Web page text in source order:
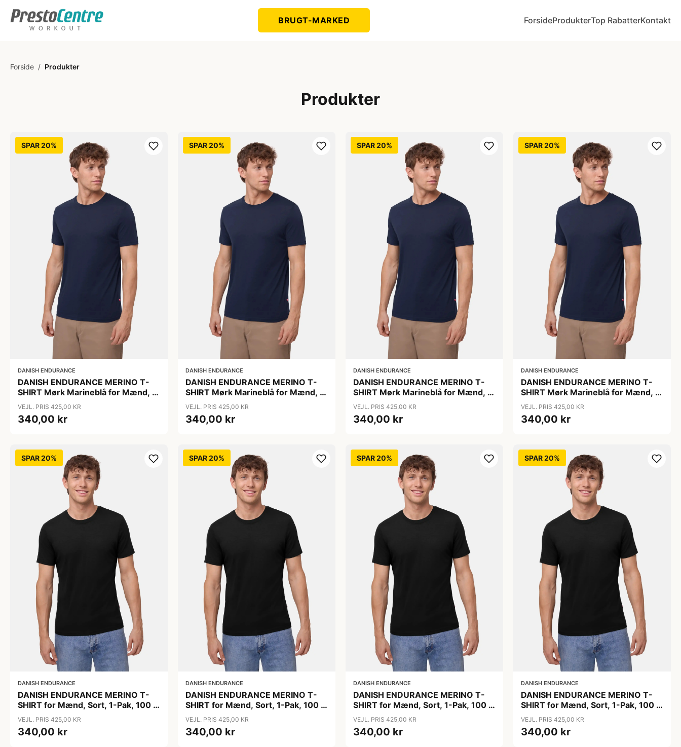
BRUGT-MARKED ForsideProdukterTop RabatterKontakt
Forside / Produkter
Produkter
SPAR 20%
DANISH ENDURANCE
DANISH ENDURANCE MERINO T-
SHIRT Mørk Marineblå for Mænd, 1-
Pak, 100 % Merinould, Ultrafine
Fibre, Løs Pasform, OEKO TEX
CERT.
VEJL. PRIS 425,00 KR
340,00 kr
SPAR 20%
DANISH ENDURANCE
DANISH ENDURANCE MERINO T-
SHIRT Mørk Marineblå for Mænd, 1-
Pak, 100 % Merinould, Ultrafine
Fibre, Løs Pasform, OEKO TEX
CERT.
VEJL. PRIS 425,00 KR
340,00 kr
SPAR 20%
DANISH ENDURANCE
DANISH ENDURANCE MERINO T-
SHIRT Mørk Marineblå for Mænd, 1-
Pak, 100 % Merinould, Ultrafine
Fibre, Løs Pasform, OEKO TEX
CERT.
VEJL. PRIS 425,00 KR
340,00 kr
SPAR 20%
DANISH ENDURANCE
DANISH ENDURANCE MERINO T-
SHIRT Mørk Marineblå for Mænd, 1-
Pak, 100 % Merinould, Ultrafine
Fibre, Løs Pasform, OEKO TEX
CERT.
VEJL. PRIS 425,00 KR
340,00 kr
SPAR 20%
DANISH ENDURANCE
DANISH ENDURANCE MERINO T-
SHIRT for Mænd, Sort, 1-Pak, 100 %
Merinould, Ultrafine Fibre, Løs
Pasform, OEKO TEX CERT.
VEJL. PRIS 425,00 KR
340,00 kr
SPAR 20%
DANISH ENDURANCE
DANISH ENDURANCE MERINO T-
SHIRT for Mænd, Sort, 1-Pak, 100 %
Merinould, Ultrafine Fibre, Løs
Pasform, OEKO TEX CERT.
VEJL. PRIS 425,00 KR
340,00 kr
SPAR 20%
DANISH ENDURANCE
DANISH ENDURANCE MERINO T-
SHIRT for Mænd, Sort, 1-Pak, 100 %
Merinould, Ultrafine Fibre, Løs
Pasform, OEKO TEX CERT.
VEJL. PRIS 425,00 KR
340,00 kr
SPAR 20%
DANISH ENDURANCE
DANISH ENDURANCE MERINO T-
SHIRT for Mænd, Sort, 1-Pak, 100 %
Merinould, Ultrafine Fibre, Løs
Pasform, OEKO TEX CERT.
VEJL. PRIS 425,00 KR
340,00 kr